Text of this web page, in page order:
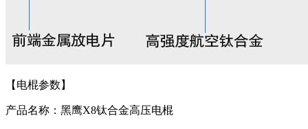
【电棍参数】
产品名称：黑鹰X8钛合金高压电棍